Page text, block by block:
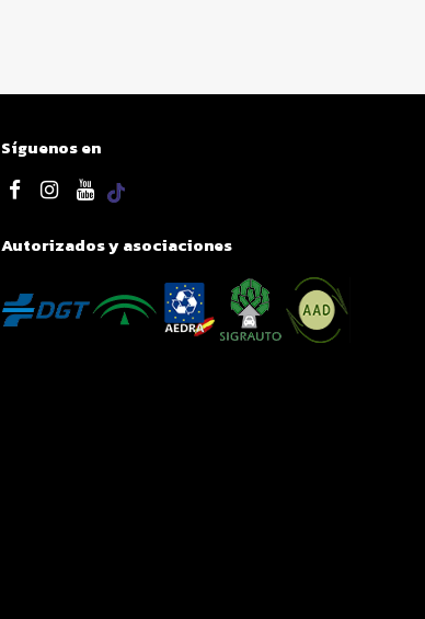
Síguenos en
Autorizados y asociaciones